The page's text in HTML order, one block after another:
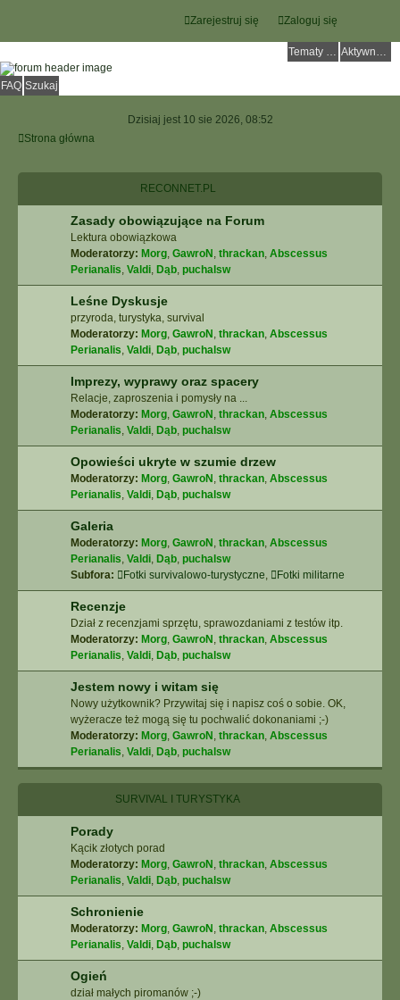
Zaloguj się
Zarejestruj się
Tematy bez odpowiedzi Aktywne tematy
FAQ Szukaj
Dzisiaj jest 10 sie 2026, 08:52
Strona główna
RECONNET.PL
Zasady obowiązujące na Forum
Lektura obowiązkowa
Moderatorzy: Morg, GawroN , thrackan, Abscessus
Perianalis, Valdi, Dąb, puchalsw
Leśne Dyskusje
przyroda, turystyka, survival
Moderatorzy: Morg, GawroN , thrackan, Abscessus
Perianalis, Valdi, Dąb, puchalsw
Imprezy, wyprawy oraz spacery
Relacje, zaproszenia i pomysły na ...
Moderatorzy: Morg, GawroN , thrackan, Abscessus
Perianalis, Valdi, Dąb, puchalsw
Opowieści ukryte w szumie drzew
Moderatorzy: Morg, GawroN , thrackan, Abscessus
Perianalis, Valdi, Dąb, puchalsw
Galeria
Moderatorzy: Morg, GawroN , thrackan, Abscessus
Perianalis, Valdi, Dąb, puchalsw
Subfora:
Fotki survivalowo-turystyczne, Fotki militarne
Recenzje
Dział z recenzjami sprzętu, sprawozdaniami z testów itp.
Moderatorzy: Morg, GawroN , thrackan, Abscessus
Perianalis, Valdi, Dąb, puchalsw
Jestem nowy i witam się
Nowy użytkownik? Przywitaj się i napisz coś o sobie. OK,
wyżeracze też mogą się tu pochwalić dokonaniami ;-)
Moderatorzy: Morg, GawroN , thrackan, Abscessus
Perianalis, Valdi, Dąb, puchalsw
SURVIVAL I TURYSTYKA
Porady
Kącik złotych porad
Moderatorzy: Morg, GawroN , thrackan, Abscessus
Perianalis, Valdi, Dąb, puchalsw
Schronienie
Moderatorzy: Morg, GawroN , thrackan, Abscessus
Perianalis, Valdi, Dąb, puchalsw
Ogień
dział małych piromanów ;-)